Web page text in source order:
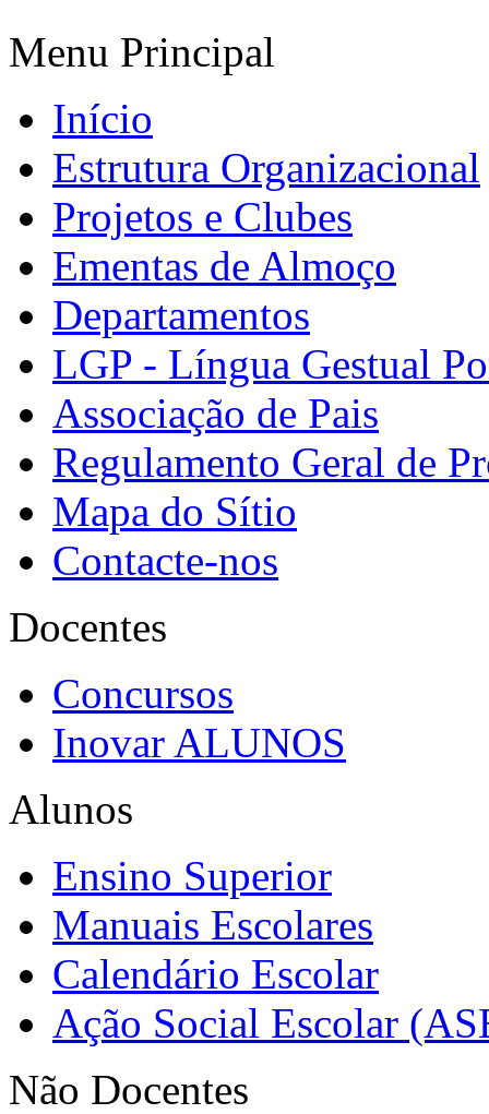
Menu Principal
Início
Estrutura Organizacional
Projetos e Clubes
Ementas de Almoço
Departamentos
LGP - Língua Gestual
Associação de Pais
Regulamento Geral de
Mapa do Sítio
Contacte-nos
Docentes
Concursos
Inovar ALUNOS
Alunos
Ensino Superior
Manuais Escolares
Calendário Escolar
Ação Social Escolar
Não Docentes